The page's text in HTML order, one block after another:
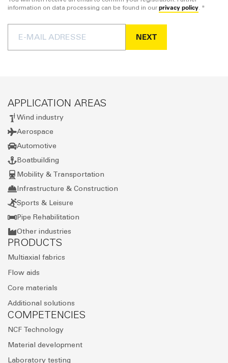
information on data processing can be found in our privacy policy . *
NEXT
APPLICATION AREAS
Wind industry
Aerospace
Automotive
Boatbuilding
Mobility & Transportation
Infrastructure & Construction
Sports & Leisure
Pipe Rehabilitation
Other industries
PRODUCTS
Multiaxial fabrics
Flow aids
Core materials
Additional solutions
COMPETENCIES
NCF Technology
Material development
Laboratory testing